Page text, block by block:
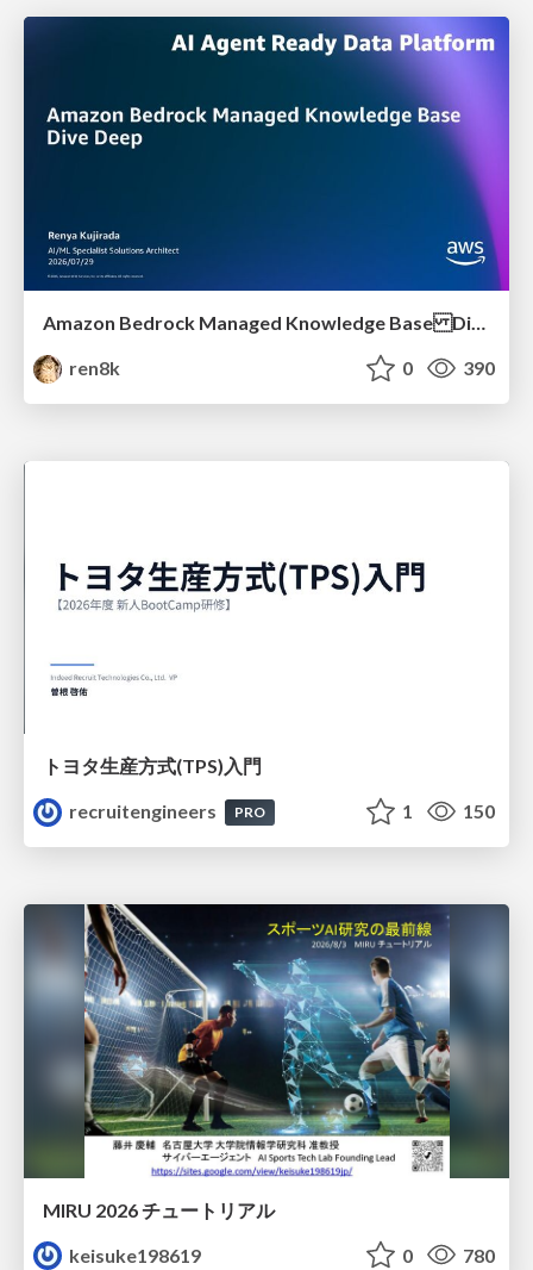
ren8k
0 390
トヨタ⽣産⽅式(TPS)⼊⾨
recruitengineers
PRO 1 150
MIRU 2026 チュートリアル
keisuke198619
0 780